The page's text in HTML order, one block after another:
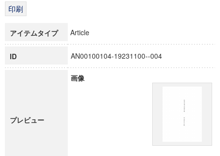
博士課程教育リーディングプログラム「超成熟社会発展のサ
アイテムタイプ Article
ID AN00100104-19231100--004
プレビュー
画像